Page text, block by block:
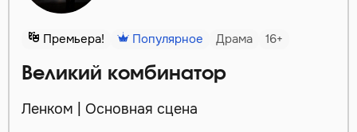
Премьера! Популярное Драма 16+
Великий комбинатор
Ленком | Основная сцена